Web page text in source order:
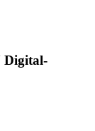
Digital-